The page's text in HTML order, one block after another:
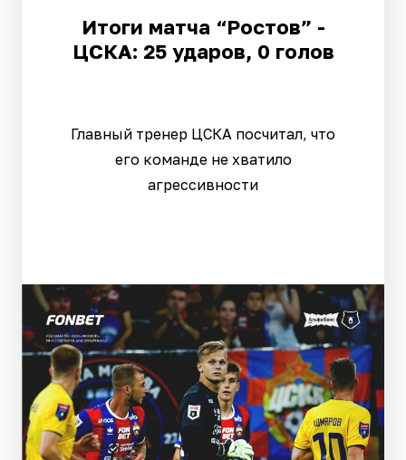
Итоги матча “Ростов” -
ЦСКА: 25 ударов, 0 голов
Главный тренер ЦСКА посчитал, что
его команде не хватило
агрессивности